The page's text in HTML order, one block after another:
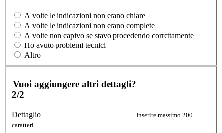
A volte le indicazioni non erano chiare
A volte le indicazioni non erano complete
A volte non capivo se stavo procedendo correttamente
Ho avuto problemi tecnici
Altro
Vuoi aggiungere altri dettagli?
2/2
Dettaglio
Inserire massimo 200
caratteri